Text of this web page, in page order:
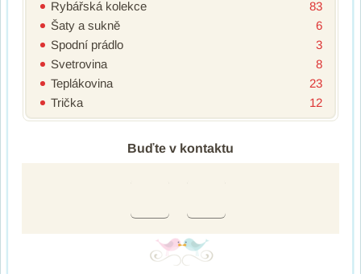
Rybářská kolekce
83
Šaty a sukně
6
Spodní prádlo
3
Svetrovina
8
Teplákovina
23
Trička
12
Buďte v kontaktu